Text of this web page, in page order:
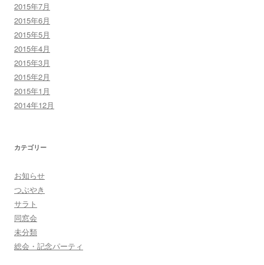
2015年7月
2015年6月
2015年5月
2015年4月
2015年3月
2015年2月
2015年1月
2014年12月
カテゴリー
お知らせ
つぶやき
サラト
同窓会
未分類
総会・記念パーティ